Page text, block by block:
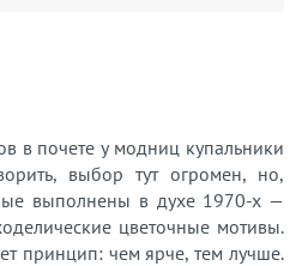
в почете у модниц купальники
выбор тут огромен, но,
выполнены в духе 1970-х —
цветочные мотивы.
принцип: чем ярче, тем лучше.